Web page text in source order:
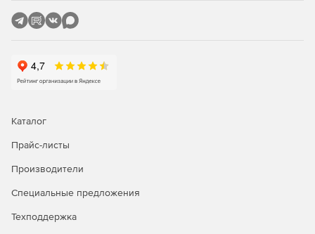
Каталог
Прайс-листы
Производители
Специальные предложения
Техподдержка